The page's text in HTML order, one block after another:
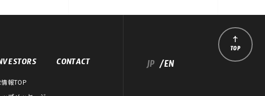
報TOP
CONTACT JP /EN
TOP